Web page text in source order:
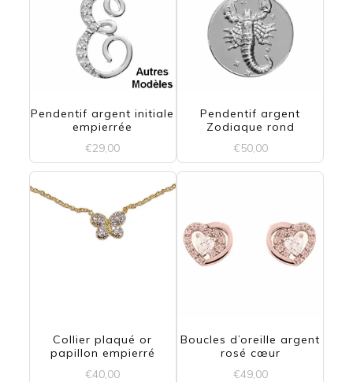
Pendentif argent initiale
empierrée
€29,00
Ce
produit
a
options
peuvent
Pendentif argent
Zodiaque rond
€50,00
Ce
plusieurs
options
peuvent
Collier plaqué or
papillon empierré
€40,00
Boucles d’oreille argent
rosé cœur
€49,00